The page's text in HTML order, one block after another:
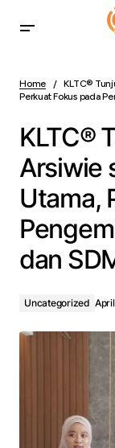
Utama,
dan SDM
Home
KLTC®
Perkuat Fokus pada
KLTC®
Arsiwie
Utama,
dan
Uncategorized